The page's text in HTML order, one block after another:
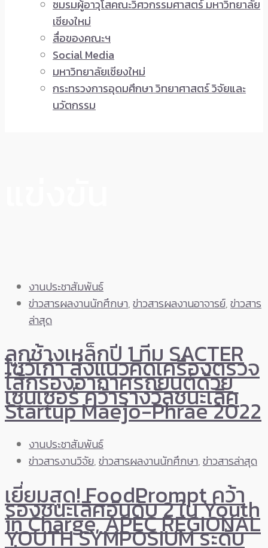
ชมรมผู้อาวุโสคณะวิศวกรรมศาสตร์ มหาวิทยาลัย
เชียงใหม่
สื่อของคณะฯ
Social Media
มหาวิทยาลัยเชียงใหม่
กระทรวงการอุดมศึกษา วิทยาศาสตร์ วิจัยและ
นวัตกรรม
งานประชาสัมพันธ์
ข่าวสารผลงานนักศึกษา,ข่าวสารผลงานอาจารย์,ข่าวสาร
ล่าสุด
ลูกช้างเหล็กปี 1 ทีม SACTER
โชว์เก๋า ส่งแนวคิดเครื่องตรวจ
ไส้กรองอากาศรถยนต์ด้วย
เซนเซอร์ คว้ารางวัลชนะเลิศ
Startup Maejo-Phrae 2022
งานประชาสัมพันธ์
ข่าวสารงานวิจัย,ข่าวสารผลงานนักศึกษา,ข่าวสารล่าสุด
เยี่ยมสุด! FoodPrompt คว้า
รองชนะเลิศอันดับ 2 ใน Youth
in Charge, APEC REGIONAL
YOUTH SYMPOSIUM ระดับ